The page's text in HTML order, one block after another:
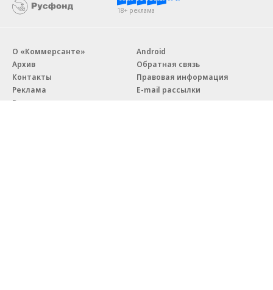
18+ реклама
О «Коммерсанте»
Архив
Контакты
Реклама
Вакансии
Android
Обратная связь
Правовая информация
E-mail рассылки